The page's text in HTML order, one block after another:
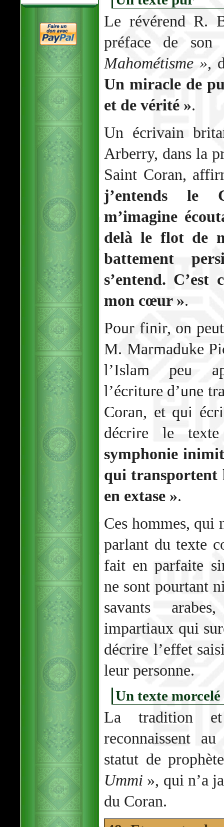
Le révérend R.
préface de
Mahométisme »,
Un miracle de
et de vérité ».
Un écrivain
Arberry, dans la
Saint Coran,
j’entends le
m’imagine
delà le flot de
battement
s’entend.
mon cœur ».
Pour finir, on
M. Marmaduke
l’Islam peu
l’écriture d’une
Coran, et qui
décrire le
symphonie
qui transportent
en extase ».
Ces hommes, qui
parlant du texte
fait en parfaite
ne sont pourtant
savants
impartiaux qui
décrire l’effet
leur personne.
Un texte morcelé
La tradition
reconnaissent
statut de
Ummi », qui n’a
du Coran.